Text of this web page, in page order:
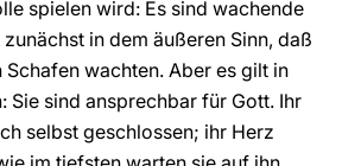
spielen wird: Es sind wachende
in dem äußeren Sinn, daß
Schafen wachten. Aber es gilt in
Sie sind ansprechbar für Gott. Ihr
selbst geschlossen; ihr Herz